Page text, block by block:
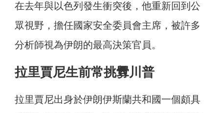
在去年與以色列發生衝突後，他重新回到公
眾視野，擔任國家安全委員會主席，被許多
分析師視為伊朗的最高決策官員。
拉里賈尼生前常挑釁川普
拉里賈尼出身於伊朗伊斯蘭共和國一個頗具